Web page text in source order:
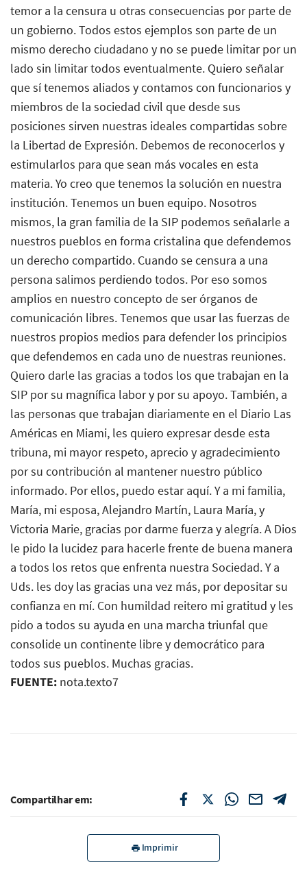
temor a la censura u otras consecuencias por parte de
un gobierno. Todos estos ejemplos son parte de un
mismo derecho ciudadano y no se puede limitar por un
lado sin limitar todos eventualmente. Quiero señalar
que sí tenemos aliados y contamos con funcionarios y
miembros de la sociedad civil que desde sus
posiciones sirven nuestras ideales compartidas sobre
la Libertad de Expresión. Debemos de reconocerlos y
estimularlos para que sean más vocales en esta
materia. Yo creo que tenemos la solución en nuestra
institución. Tenemos un buen equipo. Nosotros
mismos, la gran familia de la SIP podemos señalarle a
nuestros pueblos en forma cristalina que defendemos
un derecho compartido. Cuando se censura a una
persona salimos perdiendo todos. Por eso somos
amplios en nuestro concepto de ser órganos de
comunicación libres. Tenemos que usar las fuerzas de
nuestros propios medios para defender los principios
que defendemos en cada uno de nuestras reuniones.
Quiero darle las gracias a todos los que trabajan en la
SIP por su magnífica labor y por su apoyo. También, a
las personas que trabajan diariamente en el Diario Las
Américas en Miami, les quiero expresar desde esta
tribuna, mi mayor respeto, aprecio y agradecimiento
por su contribución al mantener nuestro público
informado. Por ellos, puedo estar aquí. Y a mi familia,
María, mi esposa, Alejandro Martín, Laura María, y
Victoria Marie, gracias por darme fuerza y alegría. A Dios
le pido la lucidez para hacerle frente de buena manera
a todos los retos que enfrenta nuestra Sociedad. Y a
Uds. les doy las gracias una vez más, por depositar su
confianza en mí. Con humildad reitero mi gratitud y les
pido a todos su ayuda en una marcha triunfal que
consolide un continente libre y democrático para
todos sus pueblos. Muchas gracias.
FUENTE: nota.texto7
Compartilhar em:
Imprimir